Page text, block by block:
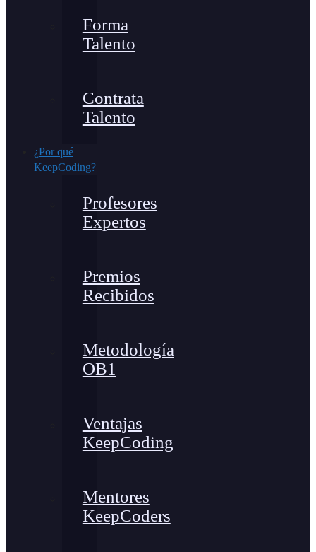
Forma
Talento
Contrata
Talento
¿Por qué
KeepCoding?
Profesores
Expertos
Premios
Recibidos
Metodología
OB1
Ventajas
KeepCoding
Mentores
KeepCoders